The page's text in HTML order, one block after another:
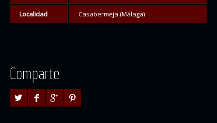
Localidad Casabermeja (Málaga)
Comparte